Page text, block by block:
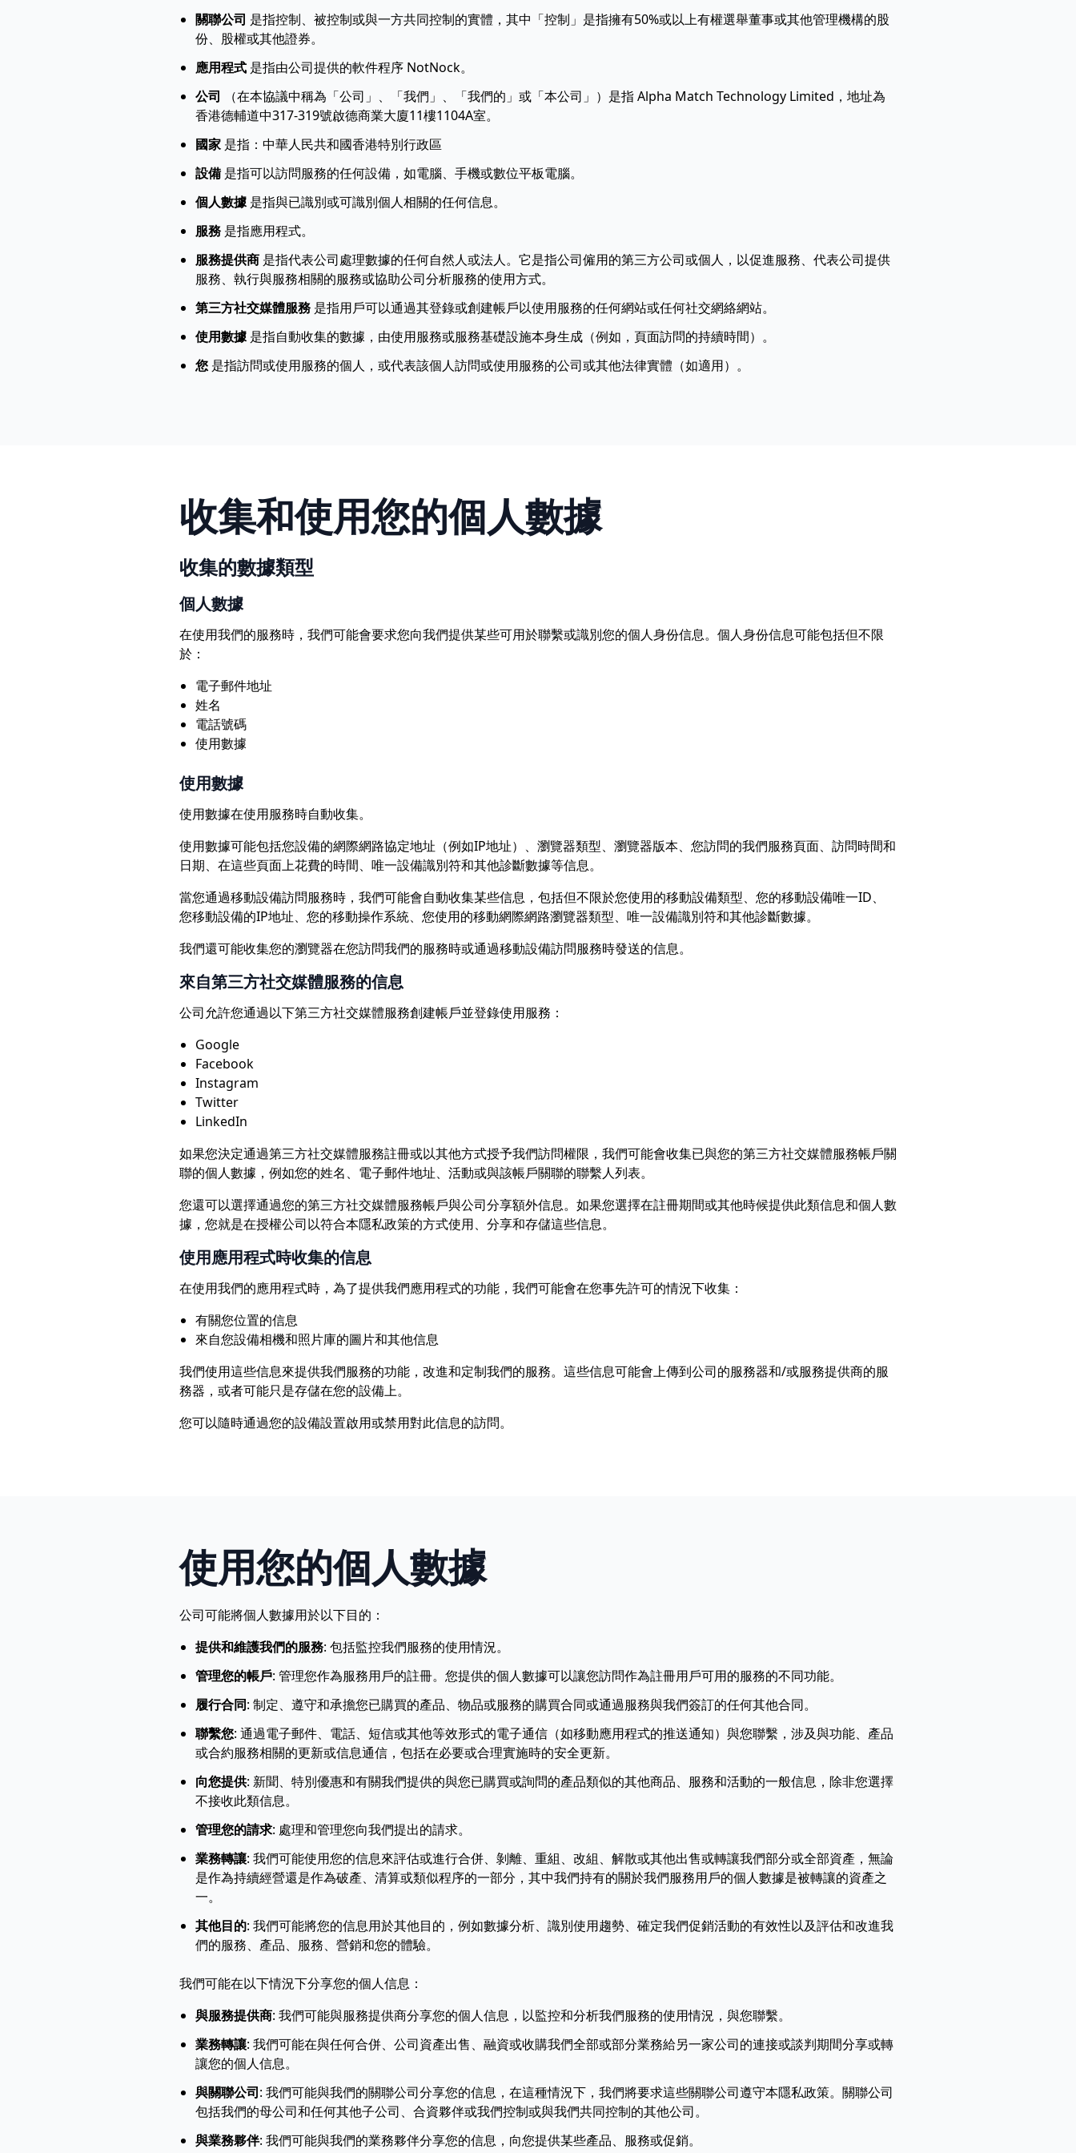
關聯公司 是指控制、被控制或與一方共同控制的實體，其中「控制」是指擁有50%或以上有權選舉董事或其他管理機構的股
份、股權或其他證券。
應用程式 是指由公司提供的軟件程序 NotNock。
公司
（在本協議中稱為「公司」、「我們」、「我們的」或「本公司」）是指 Alpha Match Technology Limited，地址為
香港德輔道中317-319號啟德商業大廈11樓1104A室。
國家 是指：中華人民共和國香港特別行政區
設備 是指可以訪問服務的任何設備，如電腦、手機或數位平板電腦。
個人數據 是指與已識別或可識別個人相關的任何信息。
服務 是指應用程式。
服務提供商 是指代表公司處理數據的任何自然人或法人。它是指公司僱用的第三方公司或個人，以促進服務、代表公司提供
服務、執行與服務相關的服務或協助公司分析服務的使用方式。
第三方社交媒體服務 是指用戶可以通過其登錄或創建帳戶以使用服務的任何網站或任何社交網絡網站。
使用數據 是指自動收集的數據，由使用服務或服務基礎設施本身生成（例如，頁面訪問的持續時間）。
您 是指訪問或使用服務的個人，或代表該個人訪問或使用服務的公司或其他法律實體（如適用）。
收集和使用您的個人數據
收集的數據類型
個人數據
在使用我們的服務時，我們可能會要求您向我們提供某些可用於聯繫或識別您的個人身份信息。個人身份信息可能包括但不限
於：
電子郵件地址
姓名
電話號碼
使用數據
使用數據
使用數據在使用服務時自動收集。
使用數據可能包括您設備的網際網路協定地址（例如IP地址）、瀏覽器類型、瀏覽器版本、您訪問的我們服務頁面、訪問時間和
日期、在這些頁面上花費的時間、唯一設備識別符和其他診斷數據等信息。
當您通過移動設備訪問服務時，我們可能會自動收集某些信息，包括但不限於您使用的移動設備類型、您的移動設備唯一ID、
您移動設備的IP地址、您的移動操作系統、您使用的移動網際網路瀏覽器類型、唯一設備識別符和其他診斷數據。
我們還可能收集您的瀏覽器在您訪問我們的服務時或通過移動設備訪問服務時發送的信息。
來自第三方社交媒體服務的信息
公司允許您通過以下第三方社交媒體服務創建帳戶並登錄使用服務：
Google
Facebook
Instagram
Twitter
LinkedIn
如果您決定通過第三方社交媒體服務註冊或以其他方式授予我們訪問權限，我們可能會收集已與您的第三方社交媒體服務帳戶關
聯的個人數據，例如您的姓名、電子郵件地址、活動或與該帳戶關聯的聯繫人列表。
您還可以選擇通過您的第三方社交媒體服務帳戶與公司分享額外信息。如果您選擇在註冊期間或其他時候提供此類信息和個人數
據，您就是在授權公司以符合本隱私政策的方式使用、分享和存儲這些信息。
使用應用程式時收集的信息
在使用我們的應用程式時，為了提供我們應用程式的功能，我們可能會在您事先許可的情況下收集：
有關您位置的信息
來自您設備相機和照片庫的圖片和其他信息
我們使用這些信息來提供我們服務的功能，改進和定制我們的服務。這些信息可能會上傳到公司的服務器和/或服務提供商的服
務器，或者可能只是存儲在您的設備上。
您可以隨時通過您的設備設置啟用或禁用對此信息的訪問。
使用您的個人數據
公司可能將個人數據用於以下目的：
提供和維護我們的服務: 包括監控我們服務的使用情況。
管理您的帳戶: 管理您作為服務用戶的註冊。您提供的個人數據可以讓您訪問作為註冊用戶可用的服務的不同功能。
履行合同: 制定、遵守和承擔您已購買的產品、物品或服務的購買合同或通過服務與我們簽訂的任何其他合同。
聯繫您: 通過電子郵件、電話、短信或其他等效形式的電子通信（如移動應用程式的推送通知）與您聯繫，涉及與功能、產品
或合約服務相關的更新或信息通信，包括在必要或合理實施時的安全更新。
向您提供: 新聞、特別優惠和有關我們提供的與您已購買或詢問的產品類似的其他商品、服務和活動的一般信息，除非您選擇
不接收此類信息。
管理您的請求: 處理和管理您向我們提出的請求。
業務轉讓: 我們可能使用您的信息來評估或進行合併、剝離、重組、改組、解散或其他出售或轉讓我們部分或全部資產，無論
是作為持續經營還是作為破產、清算或類似程序的一部分，其中我們持有的關於我們服務用戶的個人數據是被轉讓的資產之
一。
其他目的: 我們可能將您的信息用於其他目的，例如數據分析、識別使用趨勢、確定我們促銷活動的有效性以及評估和改進我
們的服務、產品、服務、營銷和您的體驗。
我們可能在以下情況下分享您的個人信息：
與服務提供商: 我們可能與服務提供商分享您的個人信息，以監控和分析我們服務的使用情況，與您聯繫。
業務轉讓: 我們可能在與任何合併、公司資產出售、融資或收購我們全部或部分業務給另一家公司的連接或談判期間分享或轉
讓您的個人信息。
與關聯公司: 我們可能與我們的關聯公司分享您的信息，在這種情況下，我們將要求這些關聯公司遵守本隱私政策。關聯公司
包括我們的母公司和任何其他子公司、合資夥伴或我們控制或與我們共同控制的其他公司。
與業務夥伴: 我們可能與我們的業務夥伴分享您的信息，向您提供某些產品、服務或促銷。